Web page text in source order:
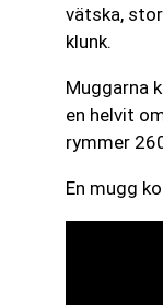
vätska,
klunk.
Muggarna
en helvit
rymmer
En mugg